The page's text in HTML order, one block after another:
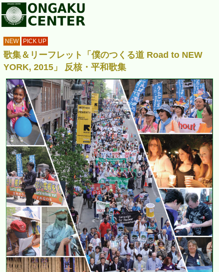
NEW PICK UP
歌集＆リーフレット「僕のつくる道 Road to NEW
YORK, 2015」 反核・平和歌集